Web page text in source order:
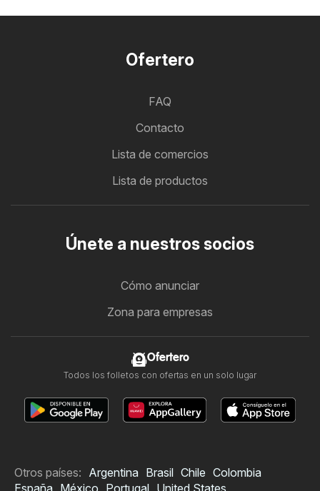
Ofertero
FAQ
Contacto
Lista de comercios
Lista de productos
Únete a nuestros socios
Cómo anunciar
Zona para empresas
Ofertero
Todos los folletos con ofertas en un solo lugar
Otros países: Argentina Brasil Chile Colombia
España México Portugal United States